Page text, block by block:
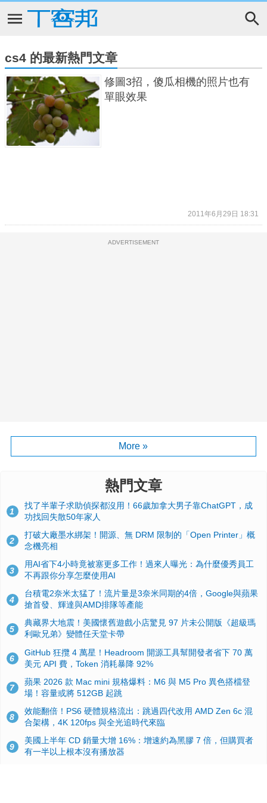
cs4 的最新熱門文章
修圖3招，傻瓜相機的照片也有
單眼效果
2011年6月29日 18:31
ADVERTISEMENT
More »
熱門文章
1
找了半輩子求助偵探都沒用！66歲加拿大男子靠ChatGPT，成
功找回失散50年家人
2
打破大廠墨水綁架！開源、無 DRM 限制的「Open Printer」概
念機亮相
3
用AI省下4小時竟被塞更多工作！過來人曝光：為什麼優秀員工
不再跟你分享怎麼使用AI
4
台積電2奈米太猛了！流片量是3奈米同期的4倍，Google與蘋果
搶首發、輝達與AMD排隊等產能
5
典藏界大地震！美國懷舊遊戲小店驚見 97 片未公開版《超級瑪
利歐兄弟》變體任天堂卡帶
6
GitHub 狂攬 4 萬星！Headroom 開源工具幫開發者省下 70 萬
美元 API 費，Token 消耗暴降 92%
7
蘋果 2026 款 Mac mini 規格爆料：M6 與 M5 Pro 異色搭檔登
場！容量或將 512GB 起跳
8
效能翻倍！PS6 硬體規格流出：跳過四代改用 AMD Zen 6c 混
合架構，4K 120fps 與全光追時代來臨
9
美國上半年 CD 銷量大增 16%：增速約為黑膠 7 倍，但購買者
有一半以上根本沒有播放器